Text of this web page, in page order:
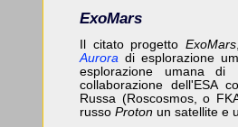
ExoMars
Il citato progetto ExoMars
Aurora di esplorazione
esplorazione umana
collaborazione dell'ESA
Russa (Roscosmos, o
russo Proton un satellite e